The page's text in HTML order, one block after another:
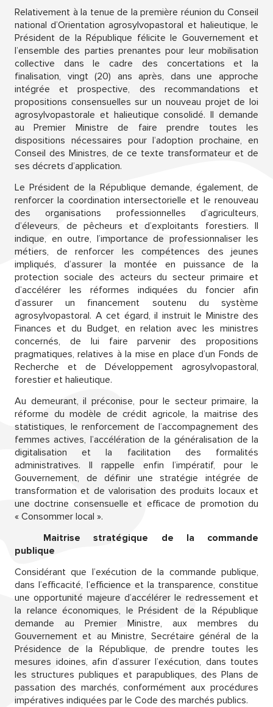
Relativement à la tenue de la première réunion du Conseil
national d’Orientation agrosylvopastoral et halieutique, le
Président de la République félicite le Gouvernement et
l’ensemble des parties prenantes pour leur mobilisation
collective dans le cadre des concertations et la
finalisation, vingt (20) ans après, dans une approche
intégrée et prospective, des recommandations et
propositions consensuelles sur un nouveau projet de loi
agrosylvopastorale et halieutique consolidé. Il demande
au Premier Ministre de faire prendre toutes les
dispositions nécessaires pour l’adoption prochaine, en
Conseil des Ministres, de ce texte transformateur et de
ses décrets d’application.
Le Président de la République demande, également, de
renforcer la coordination intersectorielle et le renouveau
des organisations professionnelles d’agriculteurs,
d’éleveurs, de pêcheurs et d’exploitants forestiers. Il
indique, en outre, l’importance de professionnaliser les
métiers, de renforcer les compétences des jeunes
impliqués, d’assurer la montée en puissance de la
protection sociale des acteurs du secteur primaire et
d’accélérer les réformes indiquées du foncier afin
d’assurer un financement soutenu du système
agrosylvopastoral. A cet égard, il instruit le Ministre des
Finances et du Budget, en relation avec les ministres
concernés, de lui faire parvenir des propositions
pragmatiques, relatives à la mise en place d’un Fonds de
Recherche et de Développement agrosylvopastoral,
forestier et halieutique.
Au demeurant, il préconise, pour le secteur primaire, la
réforme du modèle de crédit agricole, la maitrise des
statistiques, le renforcement de l’accompagnement des
femmes actives, l’accélération de la généralisation de la
digitalisation et la facilitation des formalités
administratives. Il rappelle enfin l’impératif, pour le
Gouvernement, de définir une stratégie intégrée de
transformation et de valorisation des produits locaux et
une doctrine consensuelle et efficace de promotion du
« Consommer local ».
Maitrise stratégique de la commande
publique
Considérant que l’exécution de la commande publique,
dans l’efficacité, l’efficience et la transparence, constitue
une opportunité majeure d’accélérer le redressement et
la relance économiques, le Président de la République
demande au Premier Ministre, aux membres du
Gouvernement et au Ministre, Secrétaire général de la
Présidence de la République, de prendre toutes les
mesures idoines, afin d’assurer l’exécution, dans toutes
les structures publiques et parapubliques, des Plans de
passation des marchés, conformément aux procédures
impératives indiquées par le Code des marchés publics.